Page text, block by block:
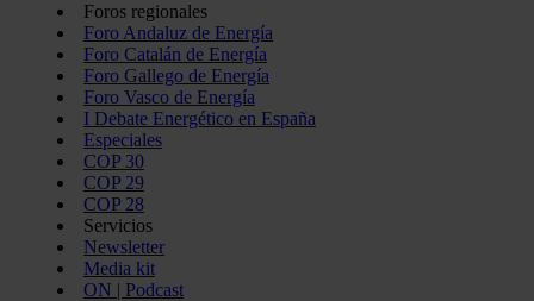
Foros regionales
Foro Andaluz de Energía
Foro Catalán de Energía
Foro Gallego de Energía
Foro Vasco de Energía
I Debate Energético en España
Especiales
COP 30
COP 29
COP 28
Servicios
Newsletter
Media kit
ON | Podcast